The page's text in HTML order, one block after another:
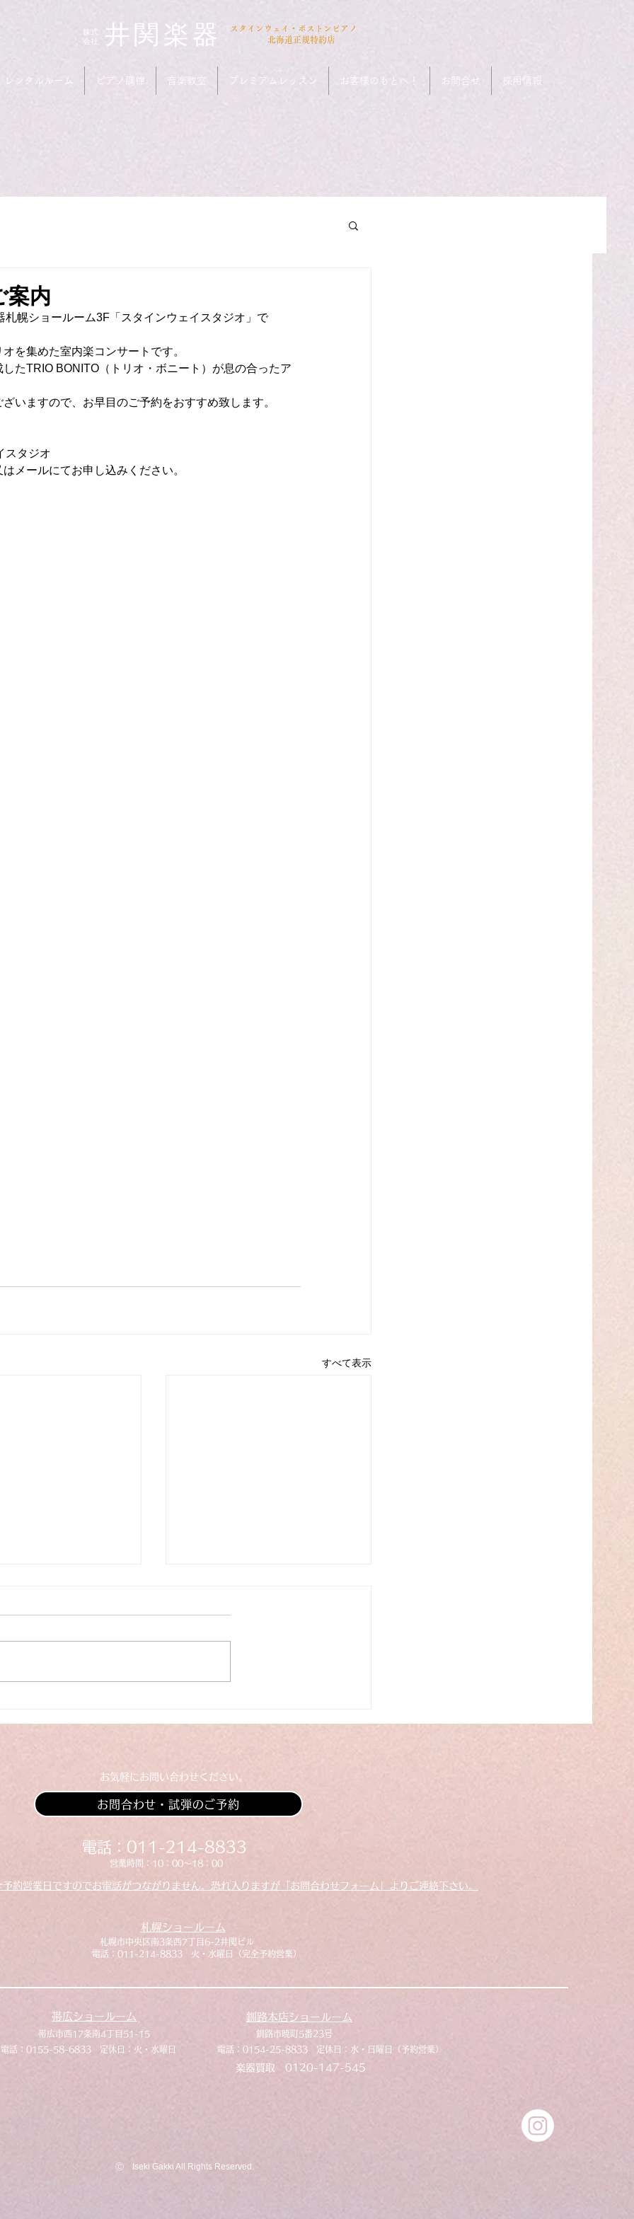
​株式
会社 井関楽器
​スタインウェイ・ボストンピアノ
北海道正規特約店
レンタルルーム ピアノ調律 音楽教室 プレミアムレッスン お客様のもとへ！ お問合せ 採用情報
案内
幌ショールーム3F「スタインウェイスタジオ」で
を集めた室内楽コンサートです。
たTRIO BONITO（トリオ・ボニート）が息の合ったア
いますので、お早目のご予約をおすすめ致します。
スタジオ
メールにてお申し込みください。
すべて表示
ピアノC3L（中古）
​お気軽にお問い合わせください。
お問合わせ・試弾のご予約
​​電話：011-214-8833
​​営業時間：10：00～18：00
約営業日ですのでお電話がつながりません。恐れ入りますが「お問合わせフォーム」よりご連絡下さい。
札幌ショールーム
​札幌市中央区南3条西7丁目6-2井関ビル
​電話：011-214-8833 火・水曜日（完全予約営業）
帯広ショールーム
​帯広市西17条南4丁目51-15
​電話：0155-58-6833 定休日：火・水曜日
釧路本店ショールーム
​釧路市暁町5番23号
​電話：0154-25-8833 定休日：水・日曜日（予約営業）
​楽器買取 0120-147-545
​Ⓒ Iseki Gakki All Rights Reserved.